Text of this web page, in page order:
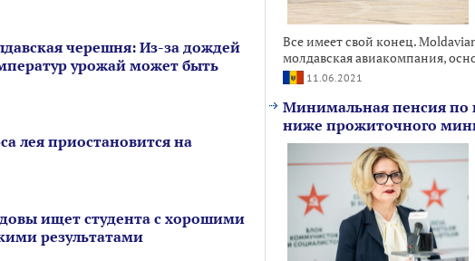
черешня: Из-за дождей
урожай может быть
лея приостановится на
ищет студента с хорошими
результатами
Все имеет свой конец.
молдавская авиакомпания,
11.06.2021
Минимальная пенсия по
ниже прожиточного